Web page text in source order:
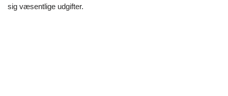
sig væsentlige udgifter.